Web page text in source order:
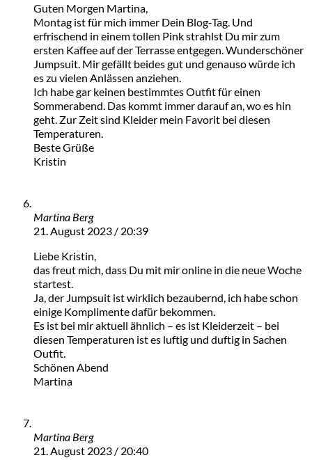
Guten Morgen Martina,
Montag ist für mich immer Dein Blog-Tag. Und
erfrischend in einem tollen Pink strahlst Du mir zum
ersten Kaffee auf der Terrasse entgegen. Wunderschöner
Jumpsuit. Mir gefällt beides gut und genauso würde ich
es zu vielen Anlässen anziehen.
Ich habe gar keinen bestimmtes Outfit für einen
Sommerabend. Das kommt immer darauf an, wo es hin
geht. Zur Zeit sind Kleider mein Favorit bei diesen
Temperaturen.
Beste Grüße
Kristin
Martina Berg
21. August 2023 / 20:39
Liebe Kristin,
das freut mich, dass Du mit mir online in die neue Woche
startest.
Ja, der Jumpsuit ist wirklich bezaubernd, ich habe schon
einige Komplimente dafür bekommen.
Es ist bei mir aktuell ähnlich – es ist Kleiderzeit – bei
diesen Temperaturen ist es luftig und duftig in Sachen
Outfit.
Schönen Abend
Martina
Martina Berg
21. August 2023 / 20:40